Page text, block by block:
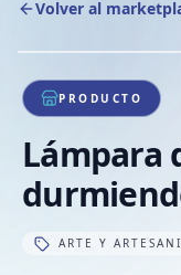
Volver al
1/1
PRODUCTO
Lámpara
ARTE Y